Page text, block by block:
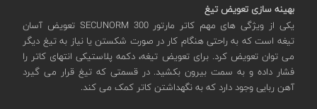
بهینه سازی تعویض تیغ
یکی از ویژگی های مهم کاتر مارتور SECUNORM 300 تعویض آسان
تیغه است که به راحتی هنگام کار در صورت شکستن یا نیاز به تیغ دیگر
می توان تعویض کرد. برای تعویض تیغه، دکمه پلاستیکی انتهای کاتر را
فشار داده و به سمت بیرون بکشید. در قسمتی که تیغ قرار می گیرد
آهن ربایی وجود دارد که به نگهداشتن کاتر کمک می کند.